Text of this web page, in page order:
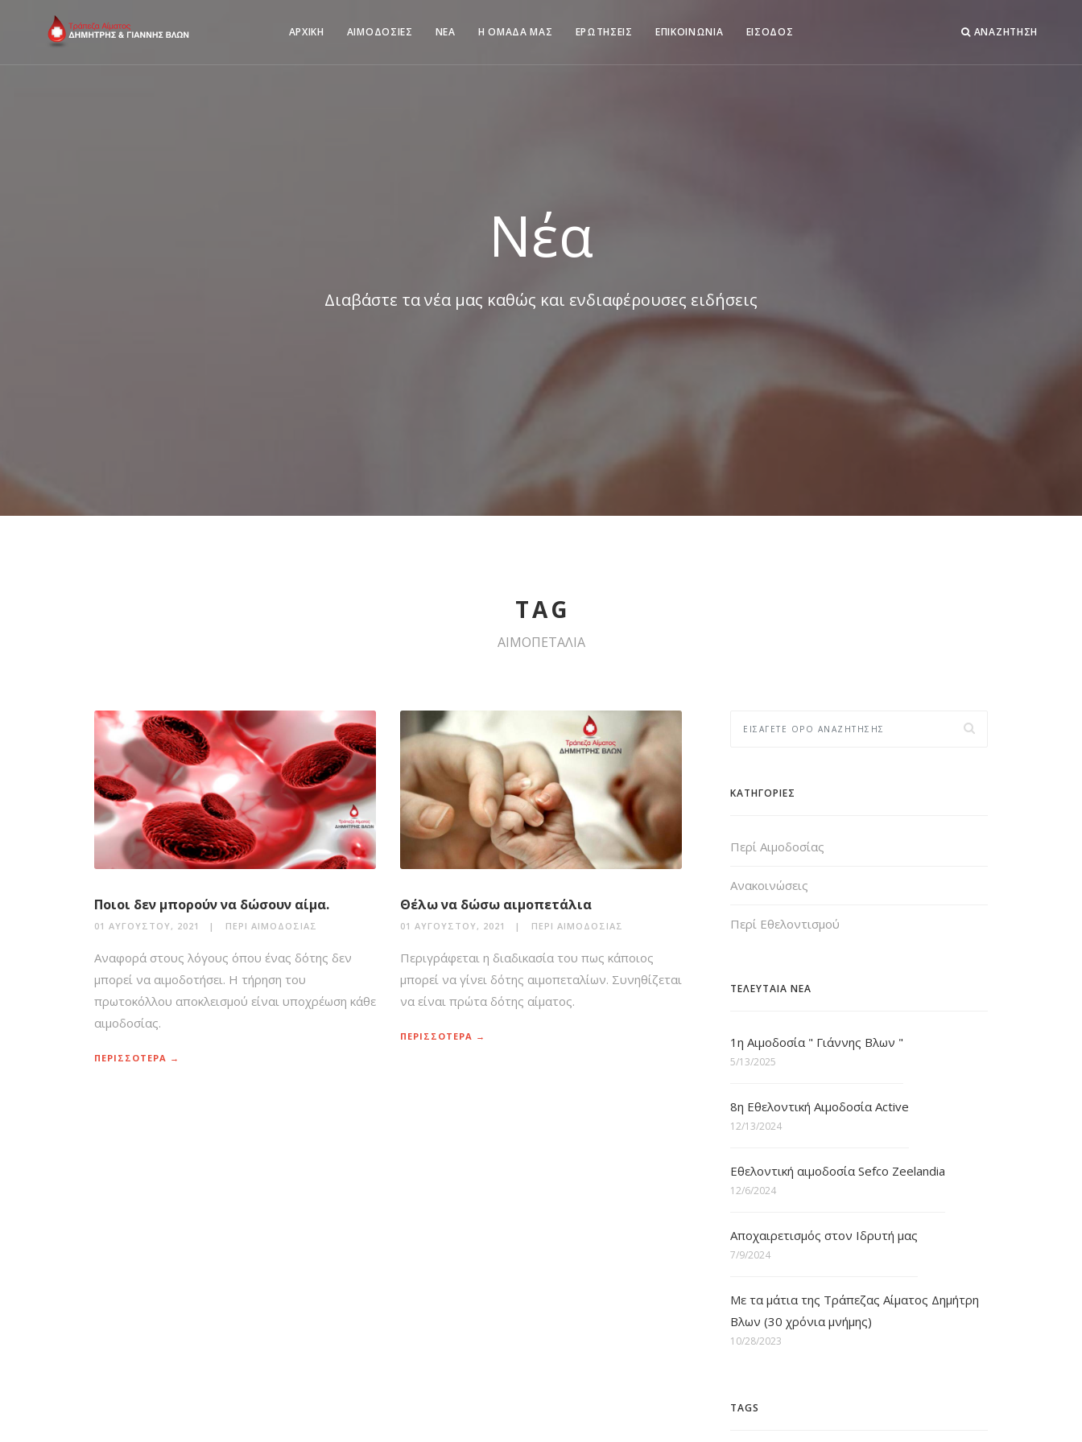
ΑΡΧΙΚΗ ΑΙΜΟΔΟΣΙΕΣ ΝΕΑ Η ΟΜΑΔΑ ΜΑΣ ΕΡΩΤΗΣΕΙΣ ΕΠΙΚΟΙΝΩΝΙΑ ΕΙΣΟΔΟΣ ΑΝΑΖΗΤΗΣΗ
Νέα
Διαβάστε τα νέα μας καθώς και ενδιαφέρουσες ειδήσεις
TAG
ΑΙΜΟΠΕΤΑΛΙΑ
Ποιοι δεν μπορούν να δώσουν αίμα.
01 ΑΥΓΟΎΣΤΟΥ, 2021 ΠΕΡΊ ΑΙΜΟΔΟΣΊΑΣ
Αναφορά στους λόγους όπου ένας δότης δεν
μπορεί να αιμοδοτήσει. Η τήρηση του
πρωτοκόλλου αποκλεισμού είναι υποχρέωση κάθε
αιμοδοσίας.
ΠΕΡΙΣΣΟΤΕΡΑ →
Θέλω να δώσω αιμοπετάλια
01 ΑΥΓΟΎΣΤΟΥ, 2021 ΠΕΡΊ ΑΙΜΟΔΟΣΊΑΣ
Περιγράφεται η διαδικασία του πως κάποιος
μπορεί να γίνει δότης αιμοπεταλίων. Συνηθίζεται
να είναι πρώτα δότης αίματος.
ΠΕΡΙΣΣΟΤΕΡΑ →
ΚΑΤΗΓΟΡΙΕΣ
Περί Αιμοδοσίας
Ανακοινώσεις
Περί Εθελοντισμού
ΤΕΛΕΥΤΑΙΑ ΝΕΑ
1η Αιμοδοσία " Γιάννης Βλων "
5/13/2025
8η Εθελοντική Αιμοδοσία Active
12/13/2024
Εθελοντική αιμοδοσία Sefco Zeelandia
12/6/2024
Αποχαιρετισμός στον Ιδρυτή μας
7/9/2024
Με τα μάτια της Τράπεζας Αίματος Δημήτρη
Βλων (30 χρόνια μνήμης)
10/28/2023
TAGS